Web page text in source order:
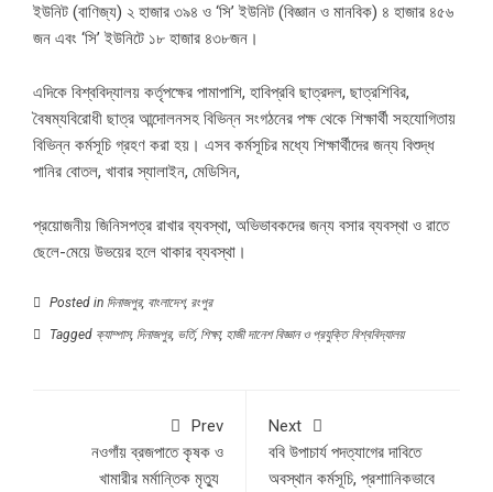
ইউনিট (বাণিজ্য) ২ হাজার ৩৯৪ ও ‘সি’ ইউনিট (বিজ্ঞান ও মানবিক) ৪ হাজার ৪৫৬
জন এবং ‘সি’ ইউনিটে ১৮ হাজার ৪৩৮জন।
এদিকে বিশ্ববিদ্যালয় কর্তৃপক্ষের পামাপাশি, হাবিপ্রবি ছাত্রদল, ছাত্রশিবির,
বৈষম্যবিরোধী ছাত্র আন্দোলনসহ বিভিন্ন সংগঠনের পক্ষ থেকে শিক্ষার্থী সহযোগিতায়
বিভিন্ন কর্মসূচি গ্রহণ করা হয়। এসব কর্মসূচির মধ্যে শিক্ষার্থীদের জন্য বিশুদ্ধ
পানির বোতল, খাবার স্যালাইন, মেডিসিন,
প্রয়োজনীয় জিনিসপত্র রাখার ব্যবস্থা, অভিভাবকদের জন্য বসার ব্যবস্থা ও রাতে
ছেলে-মেয়ে উভয়ের হলে থাকার ব্যবস্থা।
Posted in দিনাজপুর, বাংলাদেশ, রংপুর
Tagged ক্যাম্পাস, দিনাজপুর, ভর্তি,শিক্ষা, হাজী দানেশ বিজ্ঞান ও প্রযুক্তি বিশ্ববিদ্যালয়
Prev
নওগাঁয় ব্রজপাতে কৃষক ও
খামারীর মর্মান্তিক মৃত্যু
Next
ববি উপাচার্য পদত্যাগের দাবিতে
অবস্থান কর্মসূচি, প্রশাানিকভাবে